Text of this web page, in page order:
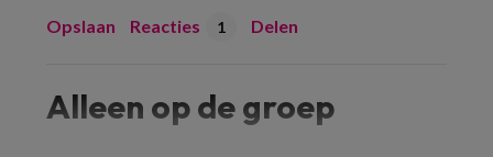
Opslaan Reacties 1 Delen
Alleen op de groep